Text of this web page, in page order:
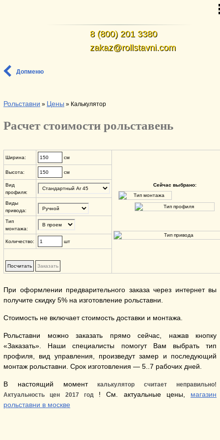
8 (800) 201 3380
zakaz@rollstavni.com
Допменю
Рольставни » Цены » Калькулятор
Расчет стоимости рольставень
Ширина: см
Сейчас выбрано:
Высота: см
Вид
профиля:
Виды
привода:
Тип
монтажа:
Количество: шт
При оформлении предварительного заказа через интернет вы
получите скидку 5% на изготовление рольставни.
Стоимость не включает стоимость доставки и монтажа.
Рольставни можно заказать прямо сейчас, нажав кнопку
«Заказать». Наши специалисты помогут Вам выбрать тип
профиля, вид управления, произведут замер и последующий
монтаж рольставни. Срок изготовления — 5..7 рабочих дней.
В настоящий моменткалькулятор считает неправильно!
Актуальность цен 2017 год ! См. актуальные цены, магазин
рольставни в москве